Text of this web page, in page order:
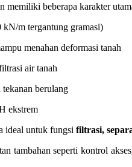
memiliki beberapa karakter
m tergantung gramasi)
menahan deformasi tanah
air tanah
berulang
ekstrem
ideal untuk fungsi filtrasi,
tambahan seperti kontrol